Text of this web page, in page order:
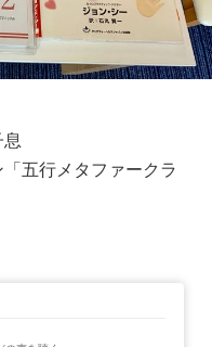
五行メタファークラ